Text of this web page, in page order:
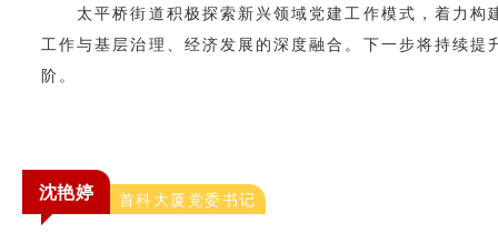
太平桥街道积极探索新兴领域党建工作模式，着力构
工作与基层治理、经济发展的深度融合。下一步将持续
阶。
沈艳婷 首科大厦党委书记